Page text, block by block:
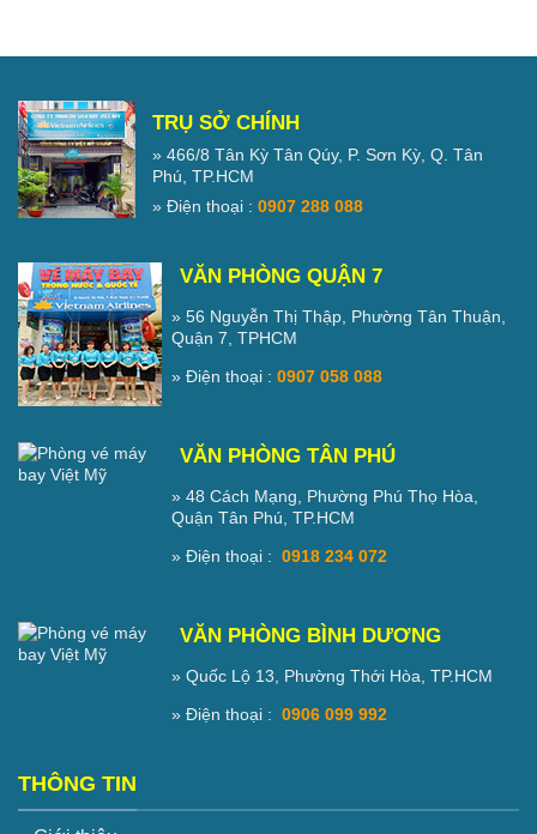
TRỤ SỞ CHÍNH
» 466/8 Tân Kỳ Tân Qúy, P. Sơn Kỳ, Q. Tân
Phú, TP.HCM
» Điện thoại :0907 288 088
VĂN PHÒNG QUẬN 7
» 56 Nguyễn Thị Thập, Phường Tân Thuận,
Quận 7, TPHCM
» Điện thoại : 0907 058 088
VĂN PHÒNG TÂN PHÚ
» 48 Cách Mạng, Phường Phú Thọ Hòa,
Quận Tân Phú, TP.HCM
» Điện thoại : 0918 234 072
VĂN PHÒNG BÌNH DƯƠNG
» Quốc Lộ 13, Phường Thới Hòa, TP.HCM
» Điện thoại : 0906 099 992
THÔNG TIN